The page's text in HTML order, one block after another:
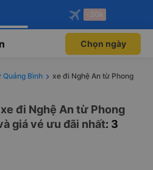
ngay!
thành viên độc
Mở app
đặt vé máy bay qua
Mở app
-30k
Chọn ngày
Quảng Bình
xe đi Nghệ An từ Phong
đi Nghệ An từ Phong
giá vé ưu đãi nhất: 3